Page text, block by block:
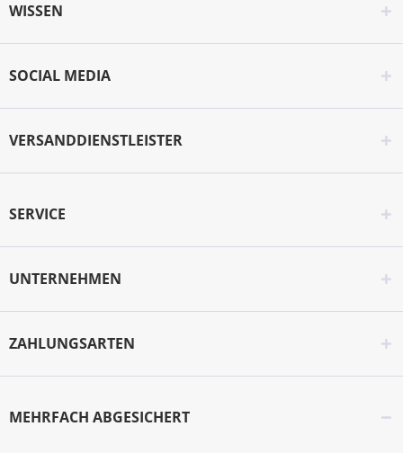
WISSEN
SOCIAL MEDIA
VERSANDDIENSTLEISTER
SERVICE
UNTERNEHMEN
ZAHLUNGSARTEN
MEHRFACH ABGESICHERT